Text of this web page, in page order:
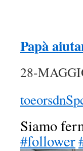
Papà
28-
toeorsdnSp
Siamo
#follower